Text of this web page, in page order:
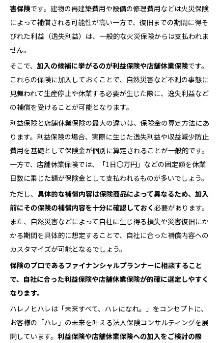
害保険です。建物の再建築費用や設備の修理費用などは火災保険
によって補償される可能性が高い一方で、復旧までの期間に得そ
びれた利益（逸失利益）は、一般的な火災保険からは支払われま
せん。
そこで、 加入の候補に挙がるのが利益保険や店舗休業保険です。
これらの保険に加入しておくことで、自然災害など不測の事態に
見舞われて生産停止や休業する必要が生じた際に、逸失利益など
の補償を受けることが可能となります。
利益保険と店舗休業保険の最大の違いは、保険金の算定方法にあ
ります。利益保険の場合、実際に生じた逸失利益や収益減少防止
費用を基礎として保険金が個別に算定されることが一般的です。
一方で、店舗休業保険では、「1日〇万円」などの固定額を休業
日数に乗じた額が保険金として支払われるものが多いでしょう。
ただし、 具体的な補償内容は保険商品によって異なるため、加入
前にその保険の補償内容を十分に確認しておく必要があります。
また、自然災害などによって自社に生じ得る損失や災害復旧にか
かる期間を具体的に想定することで、自社に合った補償内容への
カスタマイズが可能となるでしょう。
保険のプロであるファイナンシャルプランナーに相談すること
で、自社に合った利益保険や店舗休業保険が的確に選定しやすく
なります。
ハレノヒハレは「未来すべて、ハレになれ。」をコンセプトに、
お客様の「ハレ」の未来を叶える法人保険コンサルティングを展
開しています。 利益保険や店舗休業保険への加入をご検討の際